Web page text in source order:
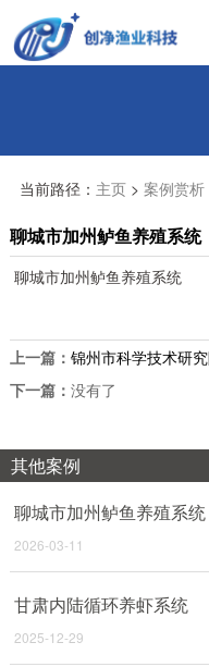
当前路径： 主页> 案例赏析
聊城市加州鲈鱼养殖系统
聊城市加州鲈鱼养殖系统
上一篇： 锦州市科学技术研
下一篇： 没有了
其他案例
聊城市加州鲈鱼养殖系统
2026-03-11
甘肃内陆循环养虾系统
2025-12-29